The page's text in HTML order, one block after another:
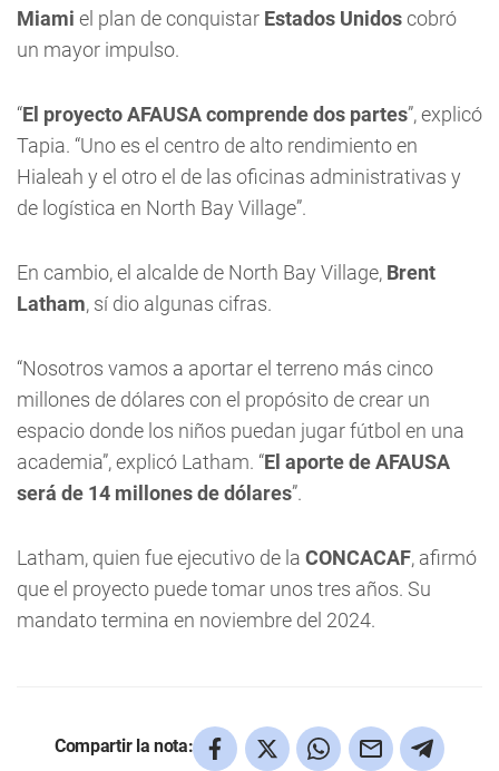
Miami el plan de conquistar Estados Unidoscobró
un mayor impulso.
“El proyecto AFAUSA comprende dos partes”, explicó
Tapia. “Uno es el centro de alto rendimiento en
Hialeah y el otro el de las oficinas administrativas y
de logística en North Bay Village”.
En cambio, el alcalde de North Bay Village, Brent
Latham, sí dio algunas cifras.
“Nosotros vamos a aportar el terreno más cinco
millones de dólares con el propósito de crear un
espacio donde los niños puedan jugar fútbol en una
academia”, explicó Latham. “El aporte de AFAUSA
será de 14 millones de dólares”.
Latham, quien fue ejecutivo de la CONCACAF, afirmó
que el proyecto puede tomar unos tres años. Su
mandato termina en noviembre del 2024.
Compartir la nota: